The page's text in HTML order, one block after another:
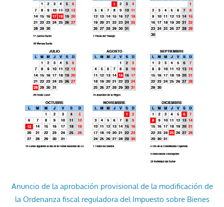
Anuncio de la aprobación provisional de la modificación de
la Ordenanza fiscal reguladora del Impuesto sobre Bienes